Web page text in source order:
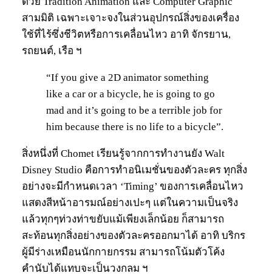
สามมิติ เฉพาะเจาะจงในส่วนอุปกรณ์สิ่งของเครื่อง
ใช้ที่ไร้ซึ่งชีวิตหรือการเคลื่อนไหว อาทิ จักรยาน,
รถยนต์, เรือ ฯ
“If you give a 2D animator something
like a car or a bicycle, he is going to go
mad and it’s going to be a terrible job for
him because there is no life to a bicycle”.
สิ่งหนึ่งที่ Chomet เรียนรู้จากการทำงานยัง Walt
Disney Studio คือการทำอนิเมชั่นของตัวละคร ทุกสิ่ง
อย่างจะมีกำหนดเวลา ‘Timing’ ของการเคลื่อนไหว
แสดงสีหน้าอารมณ์อย่างเปะๆ แต่ในความเป็นจริง
แล้วทุกๆท่วงท่าขยับแม้เพียงเล็กน้อย ก็สามารถ
สะท้อนทุกสิ่งอย่างของตัวละครออกมาได้ อาทิ บริกร
ผู้มีร่างเหมือนนักกายกรรม สามารถโน้มตัวโค้ง
คำนับได้แทบจะเป็นวงกลม ฯ